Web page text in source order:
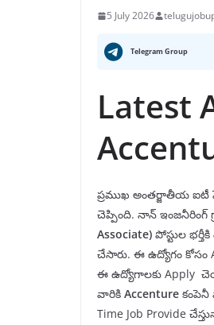
5 July 2026
Telegram Group
Latest
ప్రముఖ అంతర్జాతీయ ఐటీ
చెప్పింది. నాన్ ఇంజనీరింగ్
Associate) పోస్టుల
చేసారు. ఈ ఉద్యోగం
ఈ ఉద్యోగాలకు Apply
వారికి Accenture కంపెనీ
Time Job Provide